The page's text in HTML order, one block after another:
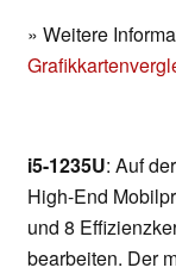
» Weitere
i5-1235U: Auf
High-End
und 8
bearbeiten. Der